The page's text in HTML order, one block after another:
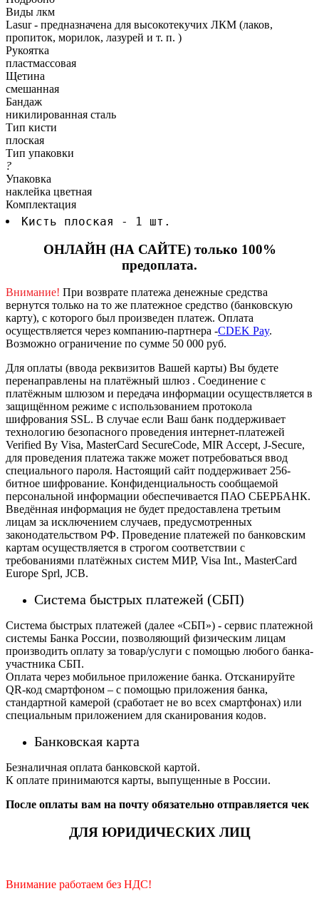
Виды лкм
Lasur - предназначена для высокотекучих ЛКМ (лаков,
пропиток, морилок, лазурей и т. п. )
Рукоятка
пластмассовая
Щетина
смешанная
Бандаж
никилированная сталь
Тип кисти
плоская
Тип упаковки
?
Упаковка
наклейка цветная
Комплектация
Кисть плоская - 1 шт.
ОНЛАЙН (НА САЙТЕ) только 100%
предоплата.
Внимание! При возврате платежа денежные средства
вернутся только на то же платежное средство (банковскую
карту), с которого был произведен платеж. Оплата
осуществляется через компанию-партнера -CDEK Pay.
Возможно ограничение по сумме 50 000 руб.
Для оплаты (ввода реквизитов Вашей карты) Вы будете
перенаправлены на платёжный шлюз . Соединение с
платёжным шлюзом и передача информации осуществляется в
защищённом режиме с использованием протокола
шифрования SSL. В случае если Ваш банк поддерживает
технологию безопасного проведения интернет-платежей
Verified By Visa, MasterCard SecureCode, MIR Accept, J-Secure,
для проведения платежа также может потребоваться ввод
специального пароля. Настоящий сайт поддерживает 256-
битное шифрование. Конфиденциальность сообщаемой
персональной информации обеспечивается ПАО СБЕРБАНК.
Введённая информация не будет предоставлена третьим
лицам за исключением случаев, предусмотренных
законодательством РФ. Проведение платежей по банковским
картам осуществляется в строгом соответствии с
требованиями платёжных систем МИР, Visa Int., MasterCard
Europe Sprl, JCB.
Система быстрых платежей (СБП)
Система быстрых платежей (далее «СБП») - сервис платежной
системы Банка России, позволяющий физическим лицам
производить оплату за товар/услуги с помощью любого банка-
участника СБП.
Оплата через мобильное приложение банка. Отсканируйте
QR-код смартфоном – с помощью приложения банка,
стандартной камерой (сработает не во всех смартфонах) или
специальным приложением для сканирования кодов.
Банковская карта
Безналичная оплата банковской картой.
К оплате принимаются карты, выпущенные в России.
После оплаты вам на почту обязательно отправляется чек
ДЛЯ ЮРИДИЧЕСКИХ ЛИЦ
Внимание работаем без НДС!